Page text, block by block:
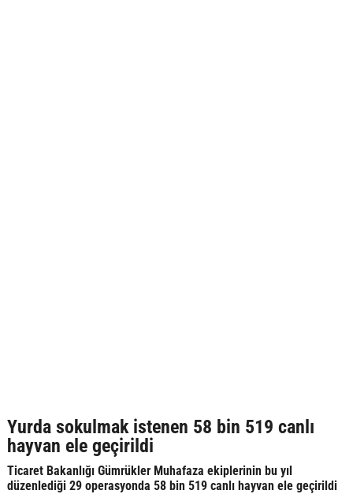
Yurda sokulmak istenen 58 bin 519 canlı
hayvan ele geçirildi
Ticaret Bakanlığı Gümrükler Muhafaza ekiplerinin bu yıl
düzenlediği 29 operasyonda 58 bin 519 canlı hayvan ele geçirildi